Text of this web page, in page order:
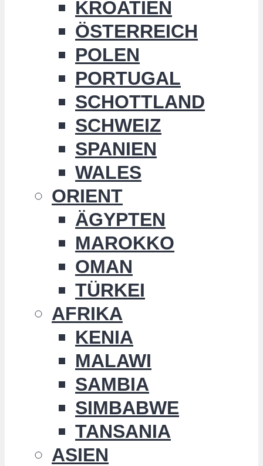
KROATIEN
ÖSTERREICH
POLEN
PORTUGAL
SCHOTTLAND
SCHWEIZ
SPANIEN
WALES
ORIENT
ÄGYPTEN
MAROKKO
OMAN
TÜRKEI
AFRIKA
KENIA
MALAWI
SAMBIA
SIMBABWE
TANSANIA
ASIEN